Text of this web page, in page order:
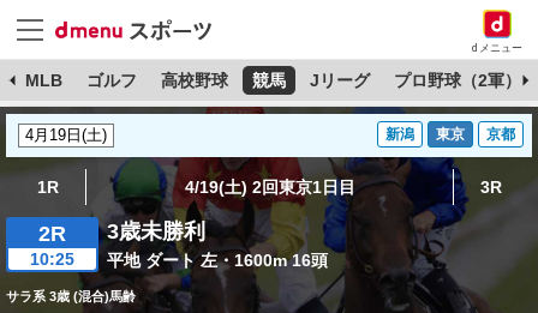
dメニュー
MLB ゴルフ 高校野球 競馬 Jリーグ プロ野球（2軍）
新潟 東京 京都
1R 4/19(土) 2回東京1日目 3R
2R
10:25
3歳未勝利
平地 ダート 左・1600m 16頭
サラ系 3歳 (混合)馬齢